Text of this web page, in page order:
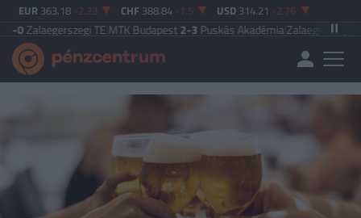
EUR 363.18 -2.23 CHF 388.84 -1.5 USD 314.21 -2.76
TE|MTK Budapest2-3Puskás Akadémia|Zalaegerszegi TE5-2 Paksi